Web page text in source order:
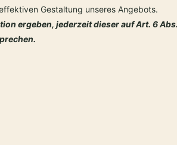
Gestaltung unseres Angebots.
ergeben, jederzeit dieser auf Art. 6